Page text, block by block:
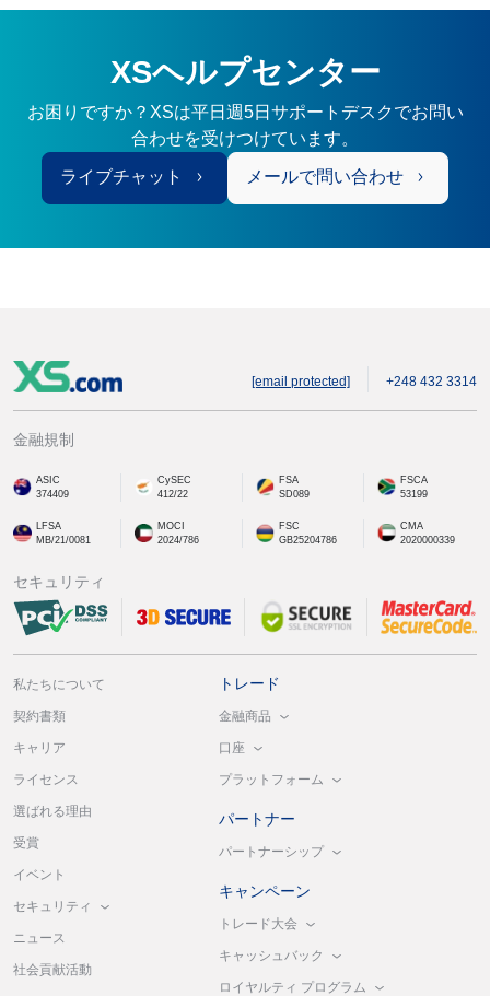
XSヘルプセンター
お困りですか？XSは平日週5日サポートデスクでお問い
合わせを受けつけています。
ライブチャット メールで問い合わせ
[email protected] +248 432 3314
金融規制
ASIC
374409
CySEC
412/22
FSA
SD089
FSCA
53199
LFSA
MB/21/0081
MOCI
2024/786
FSC
GB25204786
CMA
2020000339
セキュリティ
私たちについて
契約書類
キャリア
ライセンス
選ばれる理由
受賞
イベント
セキュリティ
ニュース
社会貢献活動
トレード
金融商品
口座
プラットフォーム
パートナー
パートナーシップ
キャンペーン
トレード大会
キャッシュバック
ロイヤルティ プログラム